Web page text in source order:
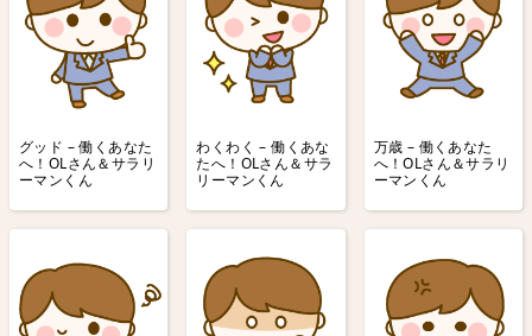
グッド – 働くあなた
へ！OLさん＆サラリ
ーマンくん
わくわく – 働くあな
たへ！OLさん＆サラ
リーマンくん
万歳 – 働くあなた
へ！OLさん＆サラリ
ーマンくん